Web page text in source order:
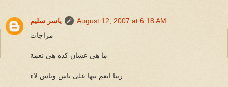
ياسر سليم
August 12, 2007 at 6:18 AM
مزاجات
ما هى عشان كده هى نعمة
ربنا انعم بيها على ناس وناس لاء